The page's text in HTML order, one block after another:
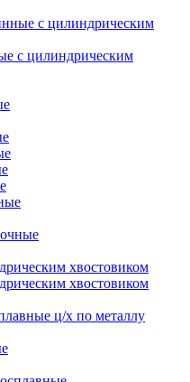
с цилиндрическим
с цилиндрическим
хвостовиком
хвостовиком
ц/х по металлу